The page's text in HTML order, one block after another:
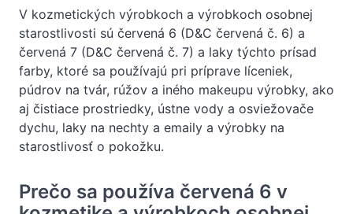
V kozmetických výrobkoch a výrobkoch osobnej
starostlivosti sú červená 6 (D&C červená č. 6) a
červená 7 (D&C červená č. 7) a laky týchto prísad
farby, ktoré sa používajú pri príprave líceniek,
púdrov na tvár, rúžov a iného makeupu výrobky, ako
aj čistiace prostriedky, ústne vody a osviežovače
dychu, laky na nechty a emaily a výrobky na
starostlivosť o pokožku.
Prečo sa používa červená 6 v